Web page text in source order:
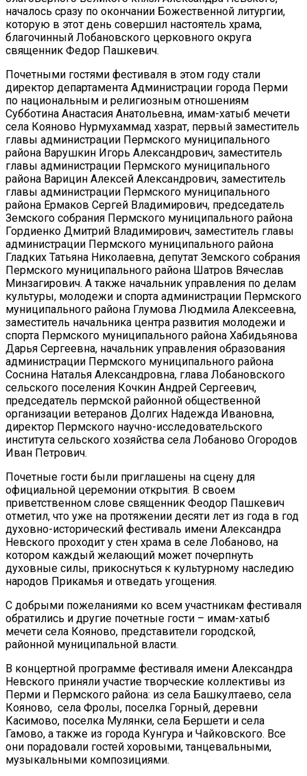
началось сразу по окончании Божественной литургии,
которую в этот день совершил настоятель храма,
благочинный Лобановского церковного округа
священник Федор Пашкевич.
Почетными гостями фестиваля в этом году стали
директор департамента Администрации города Перми
по национальным и религиозным отношениям
Субботина Анастасия Анатольевна, имам-хатыб мечети
села Кояново Нурмухаммад хазрат, первый заместитель
главы администрации Пермского муниципального
района Варушкин Игорь Александрович, заместитель
главы администрации Пермского муниципального
района Варицин Алексей Александрович, заместитель
главы администрации Пермского муниципального
района Ермаков Сергей Владимирович, председатель
Земского собрания Пермского муниципального района
Гордиенко Дмитрий Владимирович, заместитель главы
администрации Пермского муниципального района
Гладких Татьяна Николаевна, депутат Земского собрания
Пермского муниципального района Шатров Вячеслав
Минзагирович. А также начальник управления по делам
культуры, молодежи и спорта администрации Пермского
муниципального района Глумова Людмила Алексеевна,
заместитель начальника центра развития молодежи и
спорта Пермского муниципального района Хабидьянова
Дарья Сергеевна, начальник управления образования
администрации Пермского муниципального района
Соснина Наталья Александровна, глава Лобановского
сельского поселения Кочкин Андрей Сергеевич,
председатель пермской районной общественной
организации ветеранов Долгих Надежда Ивановна,
директор Пермского научно-исследовательского
института сельского хозяйства села Лобаново Огородов
Иван Петрович.
Почетные гости были приглашены на сцену для
официальной церемонии открытия. В своем
приветственном слове священник Феодор Пашкевич
отметил, что уже на протяжении десяти лет из года в год
духовно-исторический фестиваль имени Александра
Невского проходит у стен храма в селе Лобаново, на
котором каждый желающий может почерпнуть
духовные силы, прикоснуться к культурному наследию
народов Прикамья и отведать угощения.
С добрыми пожеланиями ко всем участникам фестиваля
обратились и другие почетные гости – имам-хатыб
мечети села Кояново, представители городской,
районной муниципальной власти.
В концертной программе фестиваля имени Александра
Невского приняли участие творческие коллективы из
Перми и Пермского района: из села Башкултаево, села
Кояново, села Фролы, поселка Горный, деревни
Касимово, поселка Мулянки, села Бершети и села
Гамово, а также из города Кунгура и Чайковского. Все
они порадовали гостей хоровыми, танцевальными,
музыкальными композициями.